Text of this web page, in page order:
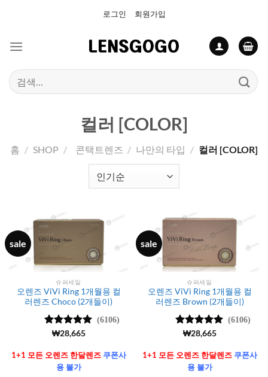
로그인 회원가입
검
색:
컬러 [COLOR]
홈 / SHOP / 콘택트렌즈 / 나만의 타입 / 컬러 [COLOR]
sale
슈퍼세일
오렌즈 ViVi Ring 1개월용 컬
러렌즈 Choco (2개들이)
5 중에서
가됨
(6106)
₩28,665
1+1 모든 오렌즈 한달렌즈쿠폰사
용 불가
sale
슈퍼세일
오렌즈 ViVi Ring 1개월용 컬
러렌즈 Brown (2개들이)
5 중에서
가됨
(6106)
₩28,665
1+1 모든 오렌즈 한달렌즈쿠폰사
용 불가